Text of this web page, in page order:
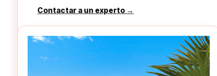
Contactar a un experto →